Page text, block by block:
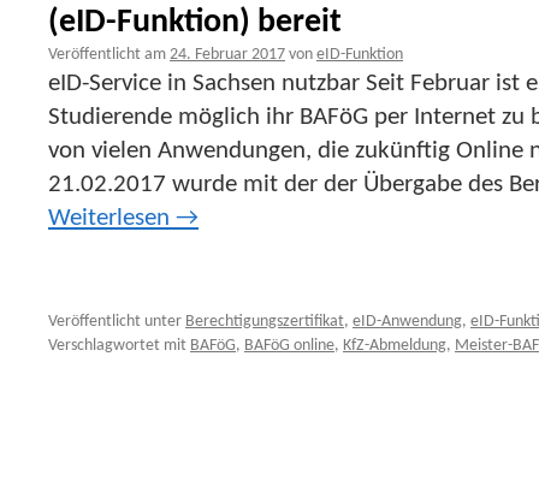
(eID-Funktion) bereit
Veröffentlicht am 24. Februar 2017 von eID-Funktion
eID-Service in Sachsen nutzbar Seit Februar ist
Studierende möglich ihr BAFöG per Internet zu
von vielen Anwendungen, die zukünftig Online
21.02.2017 wurde mit der der Übergabe des
Weiterlesen →
Veröffentlicht unter Berechtigungszertifikat, eID-Anwendung, eID-
Verschlagwortet mit BAFöG, BAFöG online, KfZ-Abmeldung, Meister-